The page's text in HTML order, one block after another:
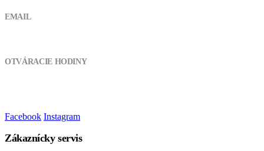
EMAIL
OTVÁRACIE HODINY
Facebook Instagram
Zákaznícky servis